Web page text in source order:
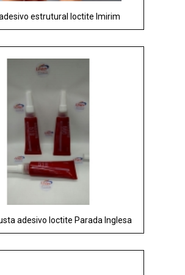
estrutural loctite Imirim
adesivo loctite Parada Inglesa